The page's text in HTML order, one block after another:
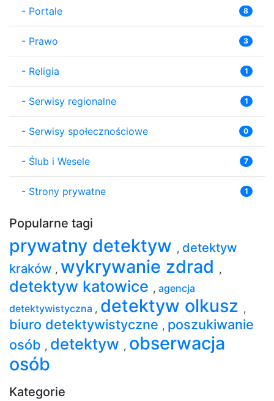
- Portale 8
- Prawo 3
- Religia 1
- Serwisy regionalne 1
- Serwisy społecznościowe 0
- Ślub i Wesele 7
- Strony prywatne 1
Popularne tagi
prywatny detektyw , detektyw
kraków , wykrywanie zdrad ,
detektyw katowice , agencja
detektywistyczna , detektyw olkusz ,
biuro detektywistyczne , poszukiwanie
osób , detektyw , obserwacja
osób
Kategorie